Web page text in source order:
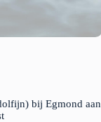
bij Egmond aan